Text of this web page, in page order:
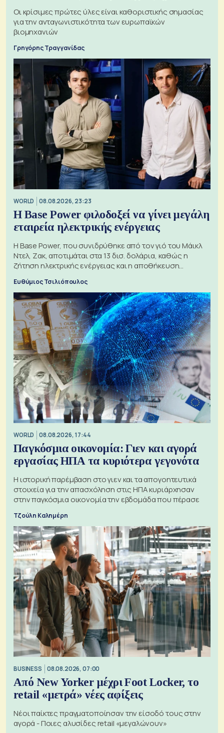
Οι κρίσιμες πρώτες ύλες είναι καθοριστικής σημασίας
για την ανταγωνιστικότητα των ευρωπαϊκών
βιομηχανιών
Γρηγόρης Τραγγανίδας
WORLD 08.08.2026, 23:23
Η Base Power φιλοδοξεί να γίνει μεγάλη
εταιρεία ηλεκτρικής ενέργειας
Η Base Power, που συνιδρύθηκε από τον γιό του Μάικλ
Ντελ, Ζακ, αποτιμάται στα 13 δισ. δολάρια, καθώς η
ζήτηση ηλεκτρικής ενέργειας και η αποθήκευση
Ευθύμιος Τσιλιόπουλος
WORLD 08.08.2026, 17:44
Παγκόσμια οικονομία: Γιεν και αγορά
εργασίας ΗΠΑ τα κυριότερα γεγονότα
Η ιστορική παρέμβαση στο γιεν και τα απογοητευτικά
στοιχεία για την απασχόληση στις ΗΠΑ κυριάρχησαν
στην παγκόσμια οικονομία την εβδομάδα που πέρασε
Τζούλη Καλημέρη
BUSINESS 08.08.2026, 07:00
Από New Yorker μέχρι Foot Locker, το
retail «μετρά» νέες αφίξεις
Νέοι παίκτες πραγματοποίησαν την είσοδό τους στην
αγορά - Ποιες αλυσίδες retail «μεγαλώνουν»